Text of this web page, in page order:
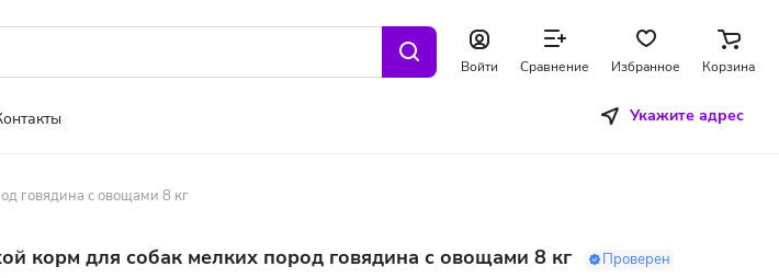
Войти Сравнение Избранное Корзина
Укажите адрес
говядина с овощами 8 кг
корм для собак мелких пород говядина с овощами 8 кг
Проверен